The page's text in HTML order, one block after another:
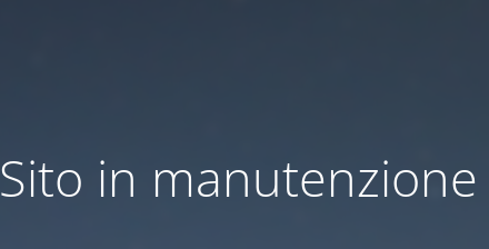
Sito in manutenzione